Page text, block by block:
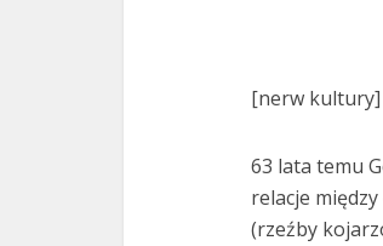
[nerw kultury]
63 lata temu
relacje
(rzeźby